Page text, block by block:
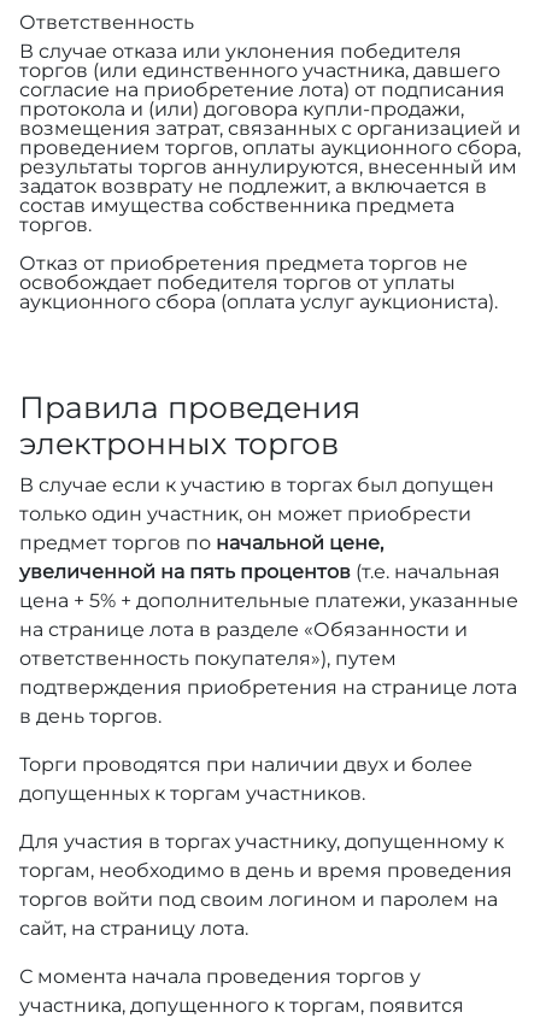
Ответственность
В случае отказа или уклонения победителя
торгов (или единственного участника, давшего
согласие на приобретение лота) от подписания
протокола и (или) договора купли-продажи,
возмещения затрат, связанных с организацией и
проведением торгов, оплаты аукционного сбора,
результаты торгов аннулируются, внесенный им
задаток возврату не подлежит, а включается в
состав имущества собственника предмета
торгов.
Отказ от приобретения предмета торгов не
освобождает победителя торгов от уплаты
аукционного сбора (оплата услуг аукциониста).
Правила проведения
электронных торгов
В случае если к участию в торгах был допущен
только один участник, он может приобрести
предмет торгов по начальной цене,
увеличенной на пять процентов (т.е. начальная
цена + 5% + дополнительные платежи, указанные
на странице лота в разделе «Обязанности и
ответственность покупателя»), путем
подтверждения приобретения на странице лота
в день торгов.
Торги проводятся при наличии двух и более
допущенных к торгам участников.
Для участия в торгах участнику, допущенному к
торгам, необходимо в день и время проведения
торгов войти под своим логином и паролем на
сайт, на страницу лота.
С момента начала проведения торгов у
участника, допущенного к торгам, появится